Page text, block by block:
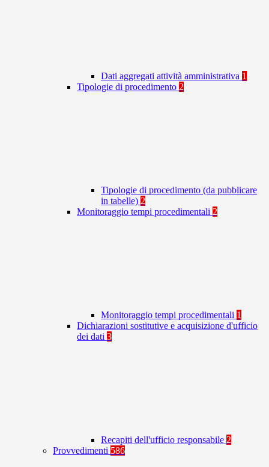
Dati aggregati attività amministrativa 1
Tipologie di procedimento 2
Tipologie di procedimento (da pubblicare
in tabelle) 2
Monitoraggio tempi procedimentali 2
Monitoraggio tempi procedimentali 1
Dichiarazioni sostitutive e acquisizione d'ufficio
dei dati 3
Recapiti dell'ufficio responsabile 2
Provvedimenti 586